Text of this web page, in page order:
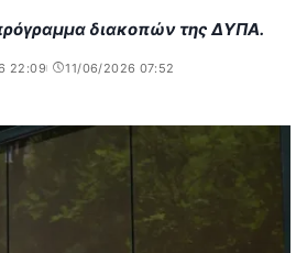
διακοπών της ΔΥΠΑ.
22:09
11/06/2026 07:52